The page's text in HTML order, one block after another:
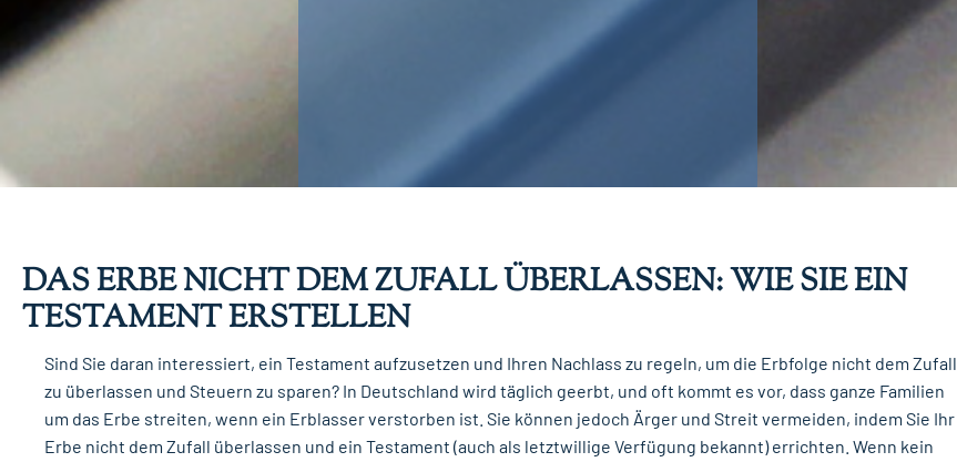
DAS ERBE NICHT DEM ZUFALL ÜBERLASSEN: WIE SIE EIN
TESTAMENT ERSTELLEN
Sind Sie daran interessiert, ein Testament aufzusetzen und Ihren Nachlass zu regeln, um die Erbfolge nicht dem Zufall
zu überlassen und Steuern zu sparen? In Deutschland wird täglich geerbt, und oft kommt es vor, dass ganze Familien
um das Erbe streiten, wenn ein Erblasser verstorben ist. Sie können jedoch Ärger und Streit vermeiden, indem Sie Ihr
Erbe nicht dem Zufall überlassen und ein Testament (auch als letztwillige Verfügung bekannt) errichten. Wenn kein